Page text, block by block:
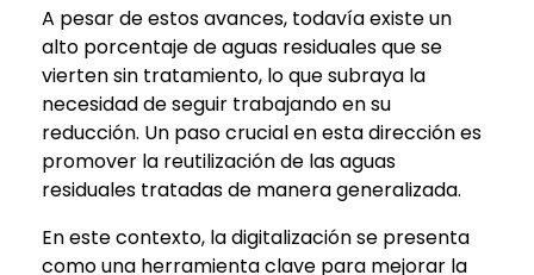
A pesar de estos avances, todavía existe un
alto porcentaje de aguas residuales que se
vierten sin tratamiento, lo que subraya la
necesidad de seguir trabajando en su
reducción. Un paso crucial en esta dirección es
promover la reutilización de las aguas
residuales tratadas de manera generalizada.
En este contexto, la digitalización se presenta
como una herramienta clave para mejorar la